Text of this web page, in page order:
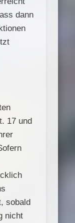
dann
17 und
sobald
nicht